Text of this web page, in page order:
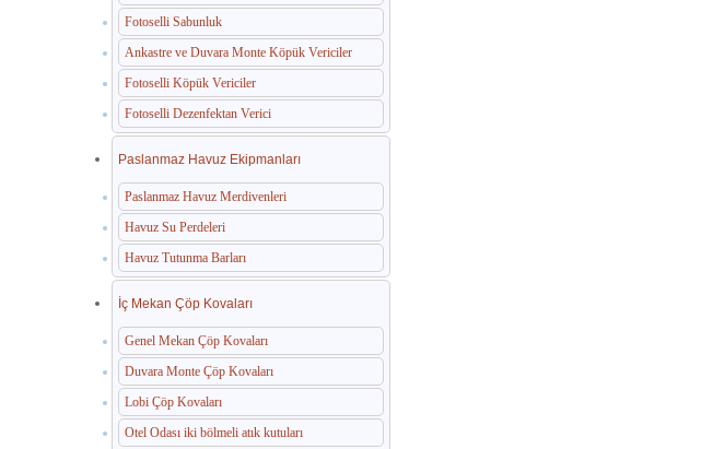
Fotoselli Sabunluk
Ankastre ve Duvara Monte Köpük Vericiler
Fotoselli Köpük Vericiler
Fotoselli Dezenfektan Verici
Paslanmaz Havuz Ekipmanları
Paslanmaz Havuz Merdivenleri
Havuz Su Perdeleri
Havuz Tutunma Barları
İç Mekan Çöp Kovaları
Genel Mekan Çöp Kovaları
Duvara Monte Çöp Kovaları
Lobi Çöp Kovaları
Otel Odası iki bölmeli atık kutuları